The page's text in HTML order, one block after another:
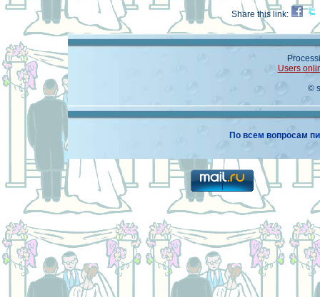
Share this link:
Users
©
По всем вопросам